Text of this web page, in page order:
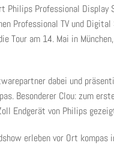
Philips Professional
Professional TV und
Tour am 14. Mai in
dabei und
Besonderer Clou: zum
Endgerät von Philips
erleben vor Ort